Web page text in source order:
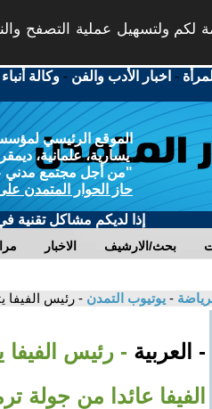
لكم ولتسهيل عملية التصفح
- اخبار الأدب والفن -وكالة
الموقع الرئيسي
يسارية، علمانية،
"من أجل مجتمع مدني
حاز الحوار المتمدن
إذا لديكم مشاكل تقنية
الاخبار بحث/الارشيف
- يوتيوب التمدن - رئيس الفيفا
- العربية - رئيس الفيفا
الفيفا عائدا من جولة